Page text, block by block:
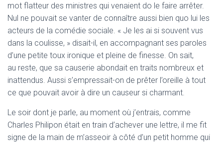
mot flatteur des ministres qui venaient do le faire arrêter.
Nul ne pouvait se vanter de connaître aussi bien quo lui les
acteurs de la comédie sociale. « Je les ai si souvent vus
dans la coulisse, » disait-il, en accompagnant ses paroles
d’une petite toux ironique et pleine de finesse. On sait,
au reste, que sa causerie abondait en traits nombreux et
inattendus. Aussi s’empressait-on de prêter l’oreille à tout
ce que pouvait avoir à dire un causeur si charmant.
Le soir dont je parle, au moment où j’entrais, comme
Charles Philipon était en train d’achever une lettre, il me fit
signe de la main de m’asseoir à côté d’un petit homme qui